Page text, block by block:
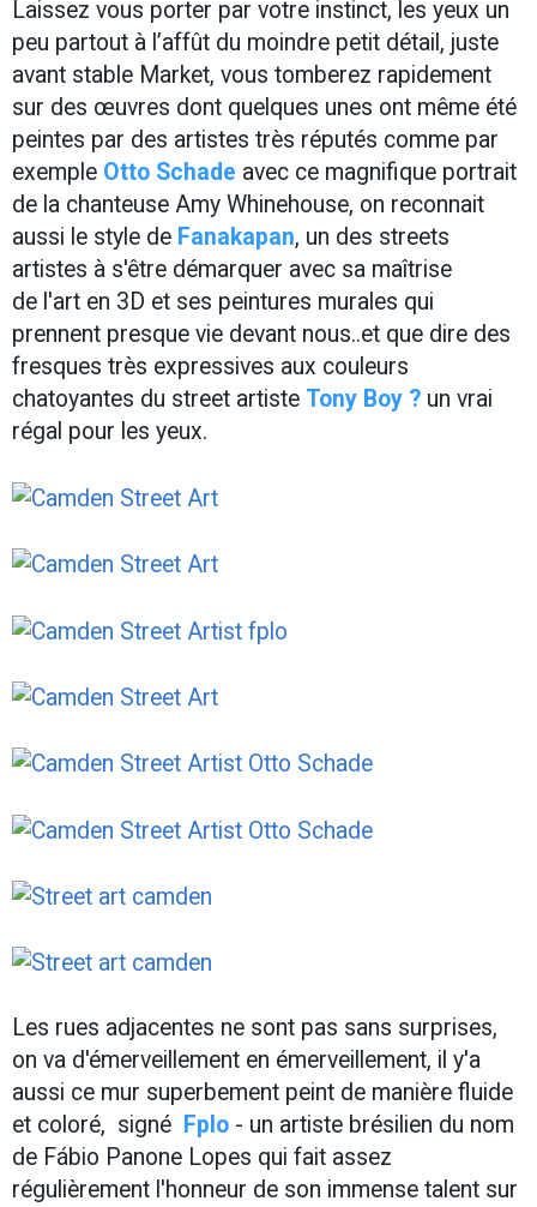
Laissez vous porter par votre instinct, les yeux un
peu partout à l’affût du moindre petit détail, juste
avant stable Market, vous tomberez rapidement
sur des œuvres dont quelques unes ont même été
peintes par des artistes très réputés comme par
exemple Otto Schade avec ce magnifique portrait
de la chanteuse Amy Whinehouse, on reconnait
aussi le style de Fanakapan, un des streets
artistes à s'être démarquer avec sa maîtrise
de l'art en 3D et ses peintures murales qui
prennent presque vie devant nous..et que dire des
fresques très expressives aux couleurs
chatoyantes du street artiste Tony Boy ? un vrai
régal pour les yeux.
Les rues adjacentes ne sont pas sans surprises,
on va d'émerveillement en émerveillement, il y'a
aussi ce mur superbement peint de manière fluide
et coloré, signé Fplo - un artiste brésilien du nom
de Fábio Panone Lopes qui fait assez
régulièrement l'honneur de son immense talent sur